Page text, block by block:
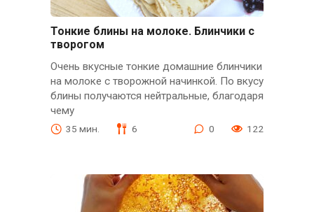
Тонкие блины на молоке. Блинчики с
творогом
Очень вкусные тонкие домашние блинчики
на молоке с творожной начинкой. По вкусу
блины получаются нейтральные, благодаря
чему
35 мин. 6 0 122